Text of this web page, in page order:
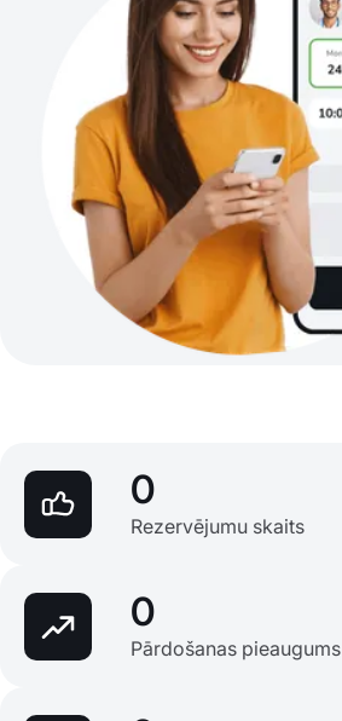
0
Rezervējumu skaits
0
Pārdošanas pieaugums